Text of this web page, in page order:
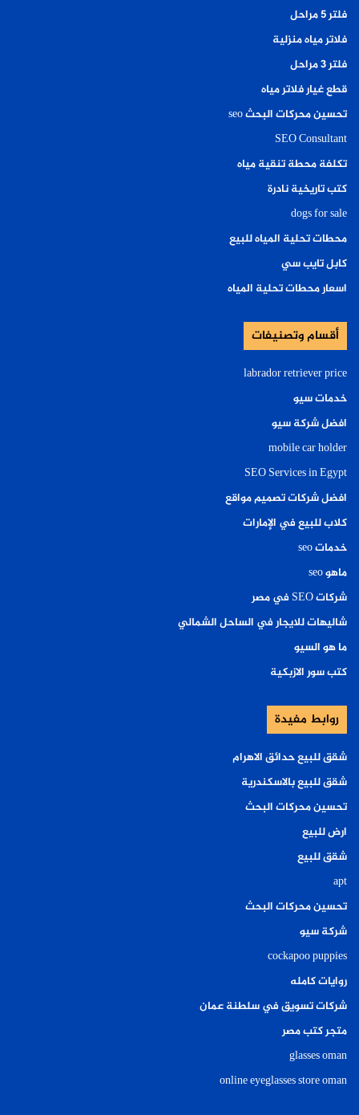
فلتر ٥ مراحل
فلاتر مياه منزلية
فلتر ٣ مراحل
قطع غيار فلاتر مياه
تحسين محركات البحث seo
SEO Consultant
تكلفة محطة تنقية مياه
كتب تاريخية نادرة
dogs for sale
محطات تحلية المياه للبيع
كابل تايب سي
اسعار محطات تحلية المياه
أقسام وتصنيفات
labrador retriever price
خدمات سيو
افضل شركة سيو
mobile car holder
SEO Services in Egypt
افضل شركات تصميم مواقع
كلاب للبيع في الإمارات
خدمات seo
ماهو seo
شركات SEO في مصر
شاليهات للايجار في الساحل الشمالي
ما هو السيو
كتب سور الازبكية
روابط مفيدة
شقق للبيع حدائق الاهرام
شقق للبيع بالاسكندرية
تحسين محركات البحث
ارض للبيع
شقق للبيع
apt
تحسين محركات البحث
شركة سيو
cockapoo puppies
روايات كامله
شركات تسويق في سلطنة عمان
متجر كتب مصر
glasses oman
online eyeglasses store oman